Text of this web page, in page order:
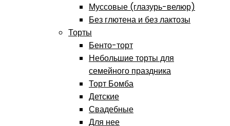
Муссовые (глазурь-велюр)
Без глютена и без лактозы
Торты
Бенто-торт
Небольшие торты для
семейного праздника
Торт Бомба
Детские
Свадебные
Для нее